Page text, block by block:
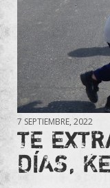
7 SEPTIEMBRE, 2022
TE
DÍAS,